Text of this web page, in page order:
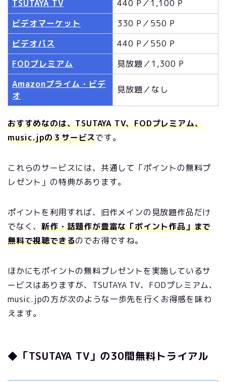
TSUTAYA TV
440 P／1,100 P
ビデオマーケット
330 P／550 P
ビデオパス
440 P／550 P
FODプレミアム
見放題／1,300 P
Amazonプライム・ビデ
オ
見放題／なし
おすすめなのは、TSUTAYA TV、FODプレミアム、
music.jpの３サービスです。
これらのサービスには、共通して「ポイントの無料プ
レゼント」の特典があります。
ポイントを利用すれば、旧作メインの見放題作品だけ
でなく、新作・話題作が豊富な「ポイント作品」まで
無料で視聴できるのでお得ですね。
ほかにもポイントの無料プレゼントを実施しているサ
ービスはありますが、TSUTAYA TV、FODプレミアム、
music.jpの方が次のような一歩先を行くお得感を味わ
えます。
◆「TSUTAYA TV」の30間無料トライアル